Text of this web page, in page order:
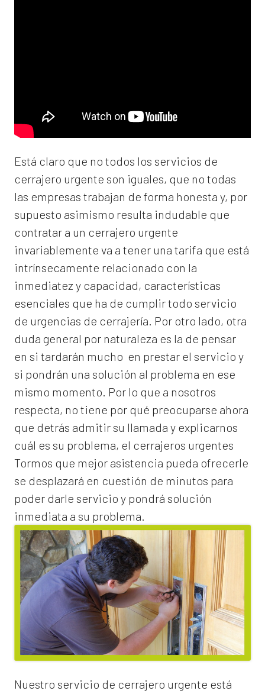
Está claro que no todos los servicios de
cerrajero urgente son iguales, que no todas
las empresas trabajan de forma honesta y, por
supuesto asimismo resulta indudable que
contratar a un cerrajero urgente
invariablemente va a tener una tarifa que está
intrínsecamente relacionado con la
inmediatez y capacidad, características
esenciales que ha de cumplir todo servicio
de urgencias de cerrajería. Por otro lado, otra
duda general por naturaleza es la de pensar
en si tardarán mucho en prestar el servicio y
si pondrán una solución al problema en ese
mismo momento. Por lo que a nosotros
respecta, no tiene por qué preocuparse ahora
que detrás admitir su llamada y explicarnos
cuál es su problema, el cerrajeros urgentes
Tormos que mejor asistencia pueda ofrecerle
se desplazará en cuestión de minutos para
poder darle servicio y pondrá solución
inmediata a su problema.
Nuestro servicio de cerrajero urgente está